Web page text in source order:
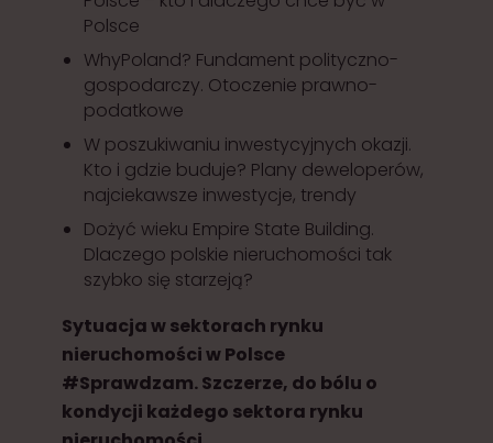
Polsce
WhyPoland? Fundament polityczno-
gospodarczy. Otoczenie prawno-
podatkowe
W poszukiwaniu inwestycyjnych okazji.
Kto i gdzie buduje? Plany deweloperów,
najciekawsze inwestycje, trendy
Dożyć wieku Empire State Building.
Dlaczego polskie nieruchomości tak
szybko się starzeją?
Sytuacja w sektorach rynku
nieruchomości w Polsce
#Sprawdzam. Szczerze, do bólu o
kondycji każdego sektora rynku